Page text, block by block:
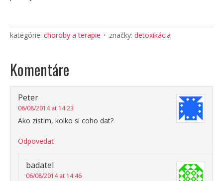
kategórie: choroby a terapie značky: detoxikácia
Komentáre
Peter
06/08/2014 at 14:23
Ako zistim, kolko si coho dat?
Odpovedať
badatel
06/08/2014 at 14:46